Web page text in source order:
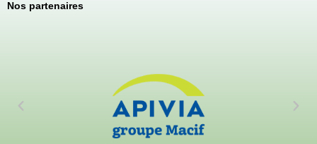
Nos partenaires